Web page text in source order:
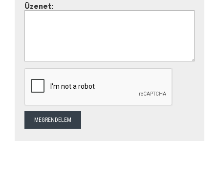
Üzenet: